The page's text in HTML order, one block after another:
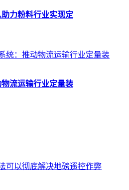
力粉料行业实现定
流运输行业定量装